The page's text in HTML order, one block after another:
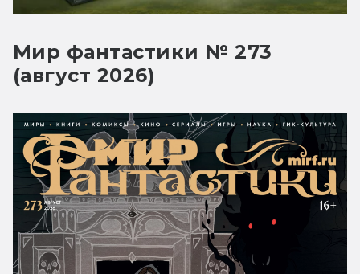
Мир фантастики № 273
(август 2026)